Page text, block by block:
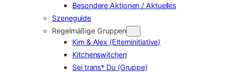
Besondere Aktionen / Aktuelles
Szeneguide
Regelmäßige Gruppen
Kim & Alex (Elterninitiative)
Kitchenswitchen
Sei trans* Du (Gruppe)